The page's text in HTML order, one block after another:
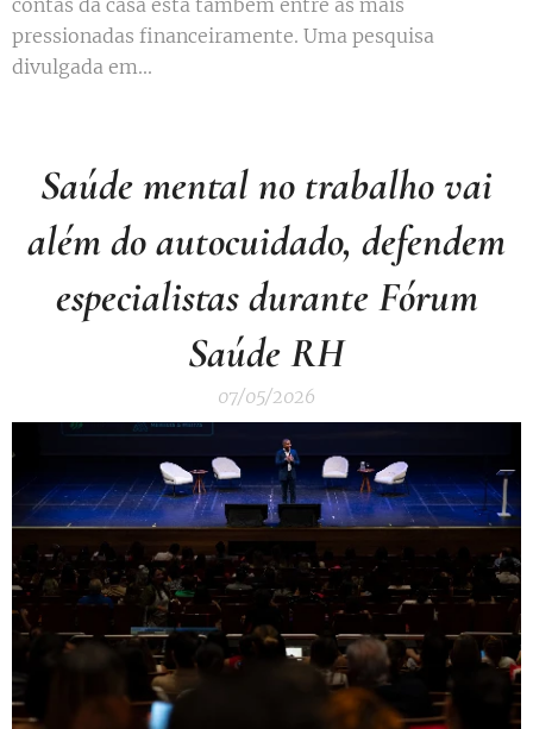
contas da casa está também entre as mais
pressionadas financeiramente. Uma pesquisa
divulgada em...
Saúde mental no trabalho vai
além do autocuidado, defendem
especialistas durante Fórum
Saúde RH
07/05/2026